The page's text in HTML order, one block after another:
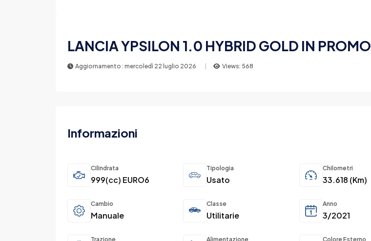
LANCIA YPSILON 1.0 HYBRID GOLD IN PROMO
Aggiornamento : mercoledì 22 luglio 2026 Views: 568
Informazioni
Cilindrata
999(cc) EURO6
Tipologia
Usato
Chilometri
33.618 (Km)
Cambio
Manuale
Classe
Utilitarie
Anno
3/2021
Trazione Alimentazione Colore Esterno